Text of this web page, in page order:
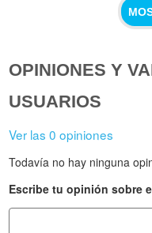
OPINIONES Y
USUARIOS
Ver las 0 opiniones
Todavía no hay ninguna
Escribe tu opinión sobre